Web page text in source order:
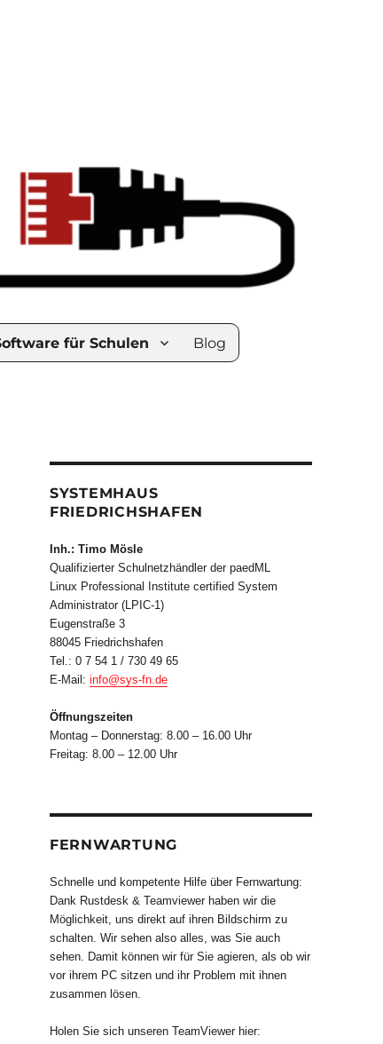
für Schulen Blog
SYSTEMHAUS
FRIEDRICHSHAFEN
Inh.: Timo Mösle
Qualifizierter Schulnetzhändler der paedML
Linux Professional Institute certified System
Administrator (LPIC-1)
Eugenstraße 3
88045 Friedrichshafen
Tel.: 0 7 54 1 / 730 49 65
E-Mail: info@sys-fn.de
Öffnungszeiten
Montag – Donnerstag: 8.00 – 16.00 Uhr
Freitag: 8.00 – 12.00 Uhr
FERNWARTUNG
Schnelle und kompetente Hilfe über Fernwartung:
Dank Rustdesk & Teamviewer haben wir die
Möglichkeit, uns direkt auf ihren Bildschirm zu
schalten. Wir sehen also alles, was Sie auch
sehen. Damit können wir für Sie agieren, als ob wir
vor ihrem PC sitzen und ihr Problem mit ihnen
zusammen lösen.
Holen Sie sich unseren TeamViewer hier: